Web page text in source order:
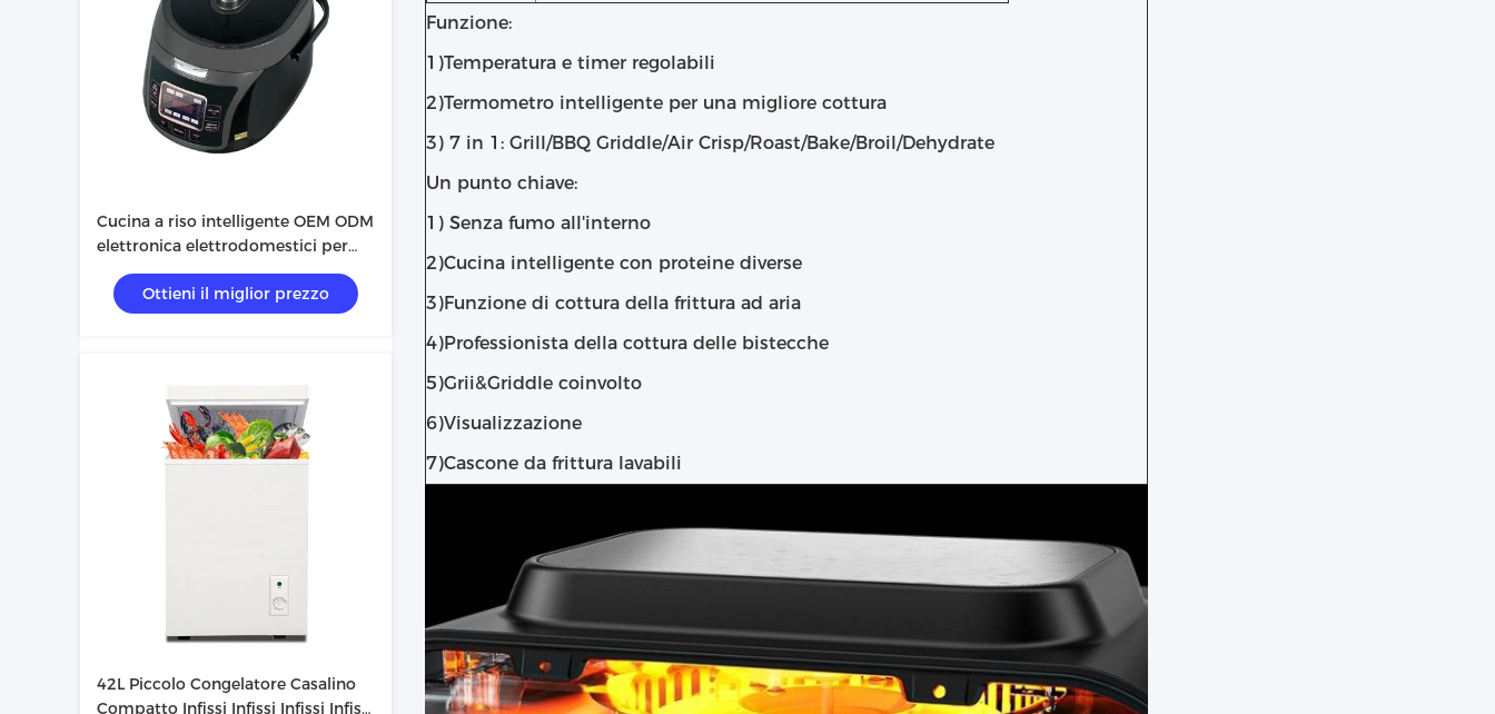
Cucina a riso intelligente OEM ODM
elettronica elettrodomestici per
cucina a riso
Ottieni il miglior prezzo
42L Piccolo Congelatore Casalino
Compatto Infissi Infissi Infissi Infissi
Funzione:
1)Temperatura e timer regolabili
2)Termometro intelligente per una migliore cottura
3) 7 in 1: Grill/BBQ Griddle/Air Crisp/Roast/Bake/Broil/Dehydrate
Un punto chiave:
1) Senza fumo all'interno
2)Cucina intelligente con proteine diverse
3)Funzione di cottura della frittura ad aria
4)Professionista della cottura delle bistecche
5)Grii&Griddle coinvolto
6)Visualizzazione
7)Cascone da frittura lavabili